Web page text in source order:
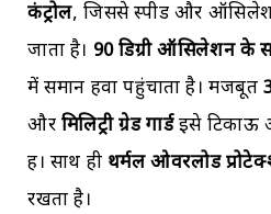
कंट्रोल, जिससे स्पीड और
जाता है। 90डिग्री ऑसिलेशन के
में समान हवा पहुंचाता है। मजबूत
और मिलिट्री ग्रेड गार्डइसे टिकाऊ
हैं। साथ ही थर्मल ओवरलोड
रखता है।